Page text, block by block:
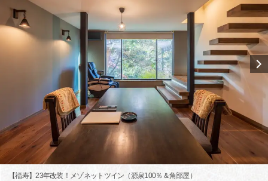
【福寿】23年改装！メゾネットツイン（源泉100％＆角部屋）